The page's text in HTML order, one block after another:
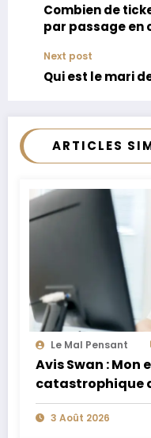
Combien de
par passage en
Next post
Qui est le mari
ARTICLES
Le Mal Pensant
Avis Swan : Mon
catastrophique
3 Août 2026